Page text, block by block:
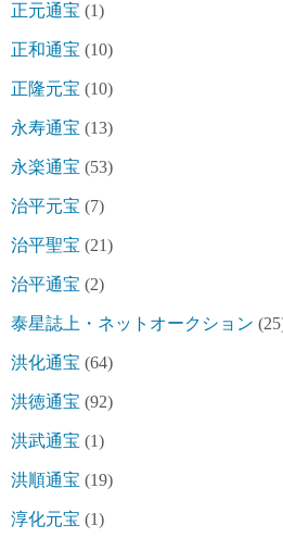
正元通宝 (1)
正和通宝 (10)
正隆元宝 (10)
永寿通宝 (13)
永楽通宝 (53)
治平元宝 (7)
治平聖宝 (21)
治平通宝 (2)
泰星誌上・ネットオークション
洪化通宝 (64)
洪徳通宝 (92)
洪武通宝 (1)
洪順通宝 (19)
淳化元宝 (1)